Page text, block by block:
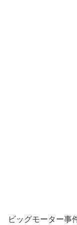
ビッグモーター事